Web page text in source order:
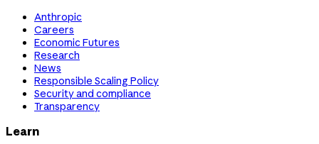
Anthropic
Careers
Economic Futures
Research
News
Responsible Scaling Policy
Security and compliance
Transparency
Learn